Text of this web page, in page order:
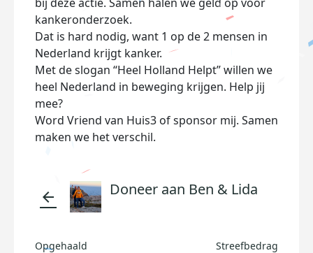
kankeronderzoek.
Dat is hard nodig, want 1 op de 2 mensen in
Nederland krijgt kanker.
Met de slogan “Heel Holland Helpt” willen we
heel Nederland in beweging krijgen. Help jij
mee?
Word Vriend van Huis3 of sponsor mij. Samen
maken we het verschil.
arrow_back Doneer aan Ben & Lida
Opgehaald Streefbedrag